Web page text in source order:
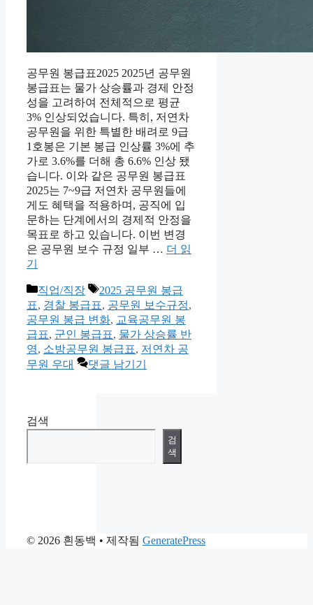
공무원 봉급표2025 2025년 공무원
봉급표는 물가 상승률과 경제 안정
성을 고려하여 전체적으로 평균
3% 인상되었습니다. 특히, 저연차
공무원을 위한 특별한 배려로 9급
1호봉은 기본 봉급 인상률 3%에 추
가로 3.6%를 더해 총 6.6% 인상 됐
습니다. 이와 같은 공무원 봉급표
2025는 7~9급 저연차 공무원들에
게도 혜택을 적용하며, 공직에 입
문하는 단계에서의 경제적 안정을
목표로 하고 있습니다. 이번 변경
은 공무원 보수 규정 일부 … 더 읽
기
카
테
고
리
직업/직장
태
그
2025 공무원 봉급
표, 경찰 봉급표, 공무원 보수규정,
공무원 봉급 변화, 교육공무원 봉
급표, 군인 봉급표, 물가 상승률 반
영, 소방공무원 봉급표, 저연차 공
무원 우대
댓글 남기기
검색
검
색
© 2026 흰동백 • 제작됨 GeneratePress